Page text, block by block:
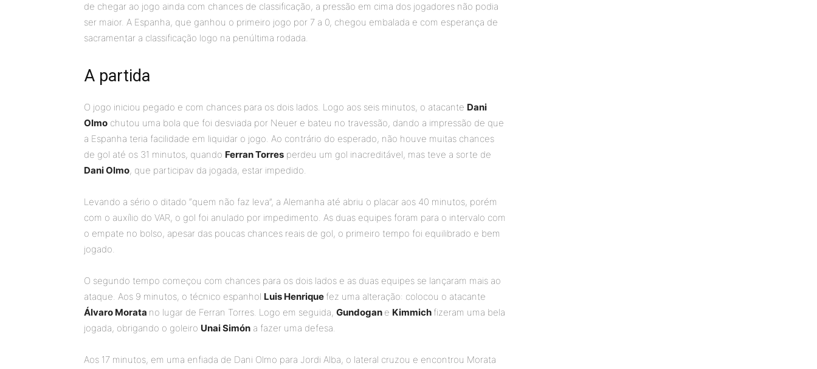
de chegar ao jogo ainda com chances de classificação, a pressão em cima dos jogadores não podia
ser maior. A Espanha, que ganhou o primeiro jogo por 7 a 0, chegou embalada e com esperança de
sacramentar a classificação logo na penúltima rodada.
A partida
O jogo iniciou pegado e com chances para os dois lados. Logo aos seis minutos, o atacante Dani
Olmo chutou uma bola que foi desviada por Neuer e bateu no travessão, dando a impressão de que
a Espanha teria facilidade em liquidar o jogo. Ao contrário do esperado, não houve muitas chances
de gol até os 31 minutos, quando Ferran Torres perdeu um gol inacreditável, mas teve a sorte de
Dani Olmo, que participav da jogada, estar impedido.
Levando a sério o ditado “quem não faz leva”, a Alemanha até abriu o placar aos 40 minutos, porém
com o auxílio do VAR, o gol foi anulado por impedimento. As duas equipes foram para o intervalo com
o empate no bolso, apesar das poucas chances reais de gol, o primeiro tempo foi equilibrado e bem
jogado.
O segundo tempo começou com chances para os dois lados e as duas equipes se lançaram mais ao
ataque. Aos 9 minutos, o técnico espanhol Luis Henrique fez uma alteração: colocou o atacante
Álvaro Morata no lugar de Ferran Torres. Logo em seguida, Gundogan e Kimmich fizeram uma bela
jogada, obrigando o goleiro Unai Simón a fazer uma defesa.
Aos 17 minutos, em uma enfiada de Dani Olmo para Jordi Alba, o lateral cruzou e encontrou Morata